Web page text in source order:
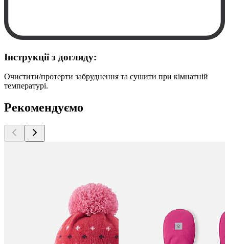
Інструкції з догляду:
Очистити/протерти забруднення та сушити при кімнатній
температурі.
Рекомендуємо